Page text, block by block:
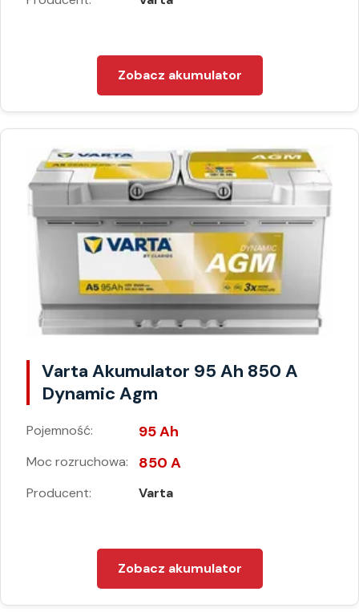
Zobacz akumulator
Varta Akumulator 95 Ah 850 A
Dynamic Agm
Pojemność: 95 Ah
Moc rozruchowa: 850 A
Producent: Varta
Zobacz akumulator